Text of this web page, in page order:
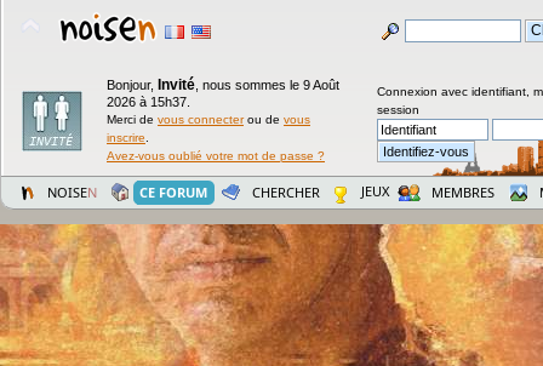
Bonjour, Invité nous sommes le 9 Août
2026 à 15h37.
Merci de vous connecterou de vous
inscrire
Avez-vous oublié votre mot de passe ?
Connexion avec identifiant,
session
NOISEN CE FORUM CHERCHER JEUX MEMBRES